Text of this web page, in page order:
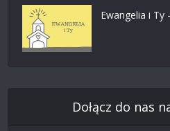
Ewangelia i Ty
Dołącz do nas